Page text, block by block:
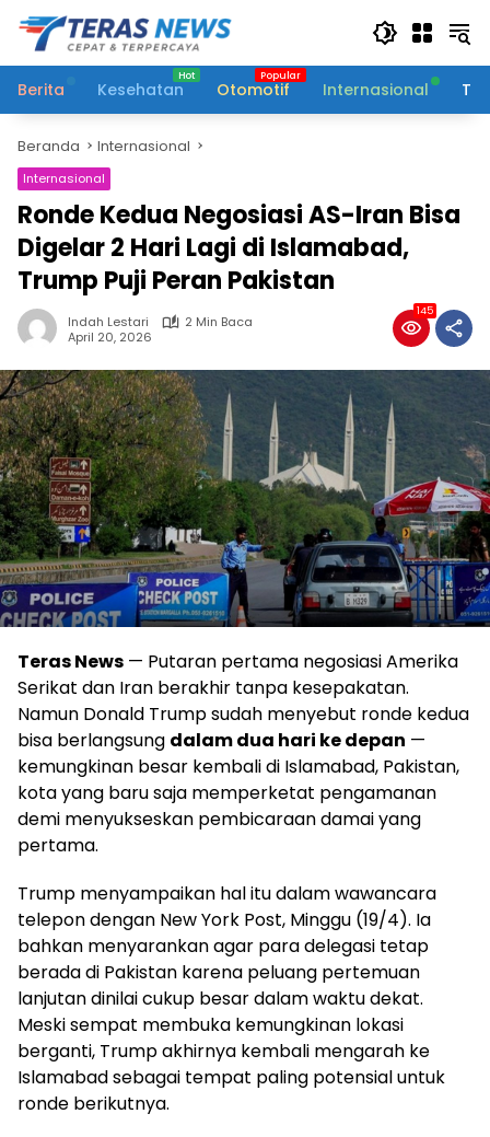
Langsung
konten
Berita
Kesehatan Otomotif Internasional
Beranda Internasional
Internasional
Ronde Kedua Negosiasi AS-Iran Bisa
Digelar 2 Hari Lagi di Islamabad,
Trump Puji Peran Pakistan
Indah Lestari
2 Min Baca
April 20, 2026
145
Teras News — Putaran pertama negosiasi Amerika
Serikat dan Iran berakhir tanpa kesepakatan.
Namun Donald Trump sudah menyebut ronde kedua
bisa berlangsung dalam dua hari ke depan —
kemungkinan besar kembali di Islamabad, Pakistan,
kota yang baru saja memperketat pengamanan
demi menyukseskan pembicaraan damai yang
pertama.
Trump menyampaikan hal itu dalam wawancara
telepon dengan New York Post, Minggu (19/4). Ia
bahkan menyarankan agar para delegasi tetap
berada di Pakistan karena peluang pertemuan
lanjutan dinilai cukup besar dalam waktu dekat.
Meski sempat membuka kemungkinan lokasi
berganti, Trump akhirnya kembali mengarah ke
Islamabad sebagai tempat paling potensial untuk
ronde berikutnya.